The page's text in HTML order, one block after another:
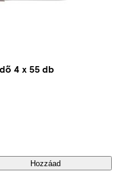
4 x 55 db
Hozzáad